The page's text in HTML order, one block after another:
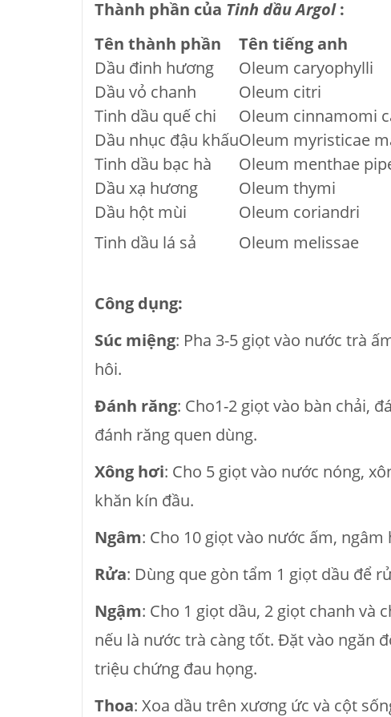
Thành phần của Tinh dầu Argol:
Tên thành phần
Tên tiếng anh
Dầu đinh hương
Oleum caryophylli
Dầu vỏ chanh
Oleum citri
Tinh dầu quế chi
Oleum cinnamomi
Dầu nhục đậu khấuOleum myristicae
Tinh dầu bạc hà
Oleum menthae
Dầu xạ hương
Oleum thymi
Dầu hột mùi
Oleum coriandri
Tinh dầu lá sả
Oleum melissae
Công dụng:
Súc miệng: Pha 3-5 giọt vào nước trà
hôi.
Đánh răng: Cho1-2 giọt vào bàn chải,
đánh răng quen dùng.
Xông hơi: Cho 5 giọt vào nước nóng,
khăn kín đầu.
Ngâm: Cho 10 giọt vào nước ấm,
Rửa: Dùng que gòn tẩm 1 giọt dầu để
Ngậm: Cho 1 giọt dầu, 2 giọt chanh và
nếu là nước trà càng tốt. Đặt vào ngăn
triệu chứng đau họng.
Thoa: Xoa dầu trên xương ức và cột